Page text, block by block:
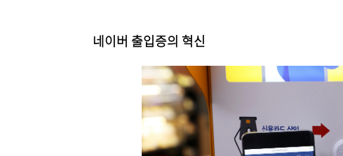
네이버 출입증의 혁신